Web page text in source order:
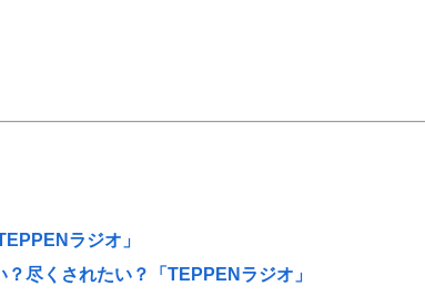
ラジオ」
尽くされたい？「TEPPENラジオ」